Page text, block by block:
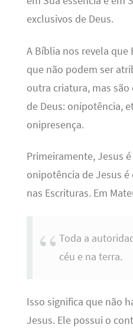
exclusivos de Deus.
A Bíblia nos revela
que não podem ser
outra criatura, mas são
de Deus: onipotência,
onipresença.
Primeiramente, Jesus é
onipotência de Jesus
nas Escrituras. Em
Toda a
céu e na terra.
Isso significa que não
Jesus. Ele possui o